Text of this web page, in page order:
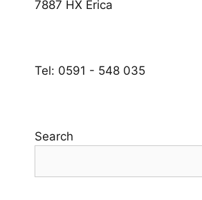
7887 HX Erica
Tel: 0591 - 548 035
Search